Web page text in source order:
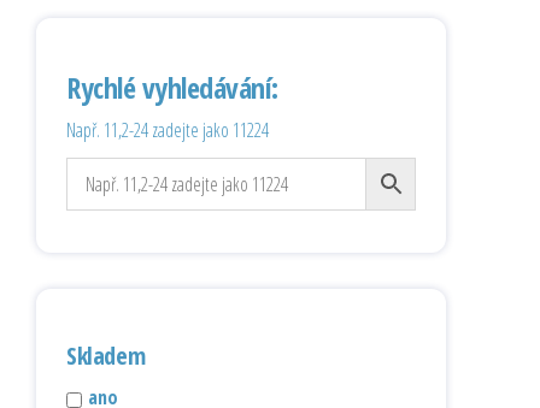
Rychlé vyhledávání:
Např. 11,2-24 zadejte jako 11224
Skladem
ano